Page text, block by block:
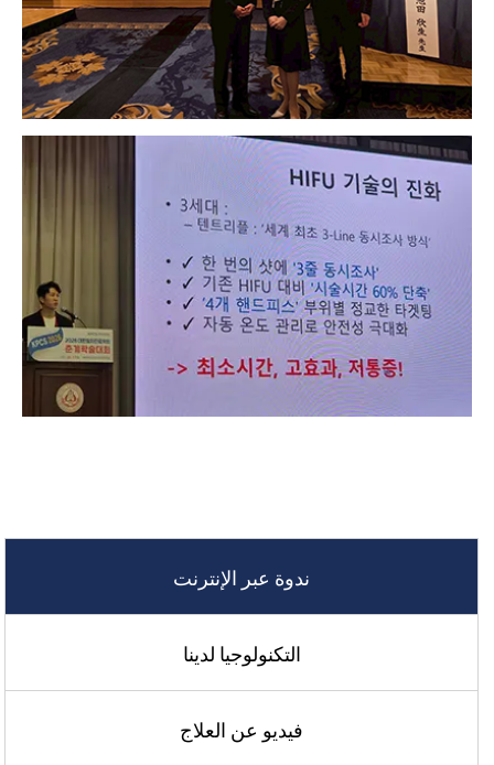
ندوة عبر الإنترنت
التكنولوجيا لدينا
فيديو عن العلاج